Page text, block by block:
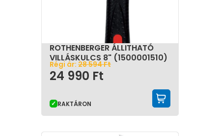
ROTHENBERGER ÁLLITHATÓ
VILLÁSKULCS 8" (1500001510)
Régi ár: 28 594Ft
24 990 Ft
RAKTÁRON